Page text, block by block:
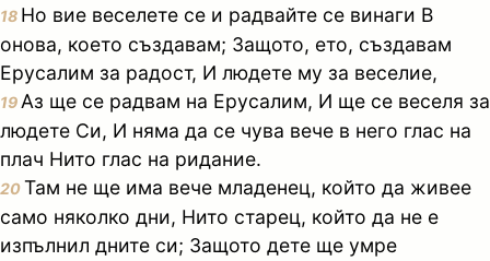
18 Но вие веселете се и радвайте се винаги В
онова, което създавам; Защото, ето, създавам
Ерусалим за радост, И людете му за веселие,
19 Аз ще се радвам на Ерусалим, И ще се веселя за
людете Си, И няма да се чува вече в него глас на
плач Нито глас на ридание.
20Там не ще има вече младенец, който да живее
само няколко дни, Нито старец, който да не е
изпълнил дните си; Защото дете ще умре